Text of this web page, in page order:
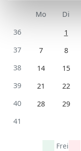
Mo
Di
36
1
37
7 8
38
14 15
39
21 22
40
28 29
41
Frei